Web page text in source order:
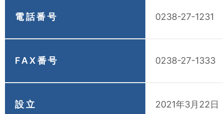
電話番号 0238-27-1231
FAX番号 0238-27-1333
設立 2021年3月22日